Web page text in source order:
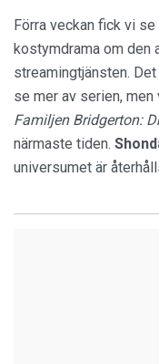
Förra veckan fick vi se
kostymdrama om den
streamingtjänsten.
se mer av serien,
Familjen Bridgerton:
närmaste tiden.
universumet är